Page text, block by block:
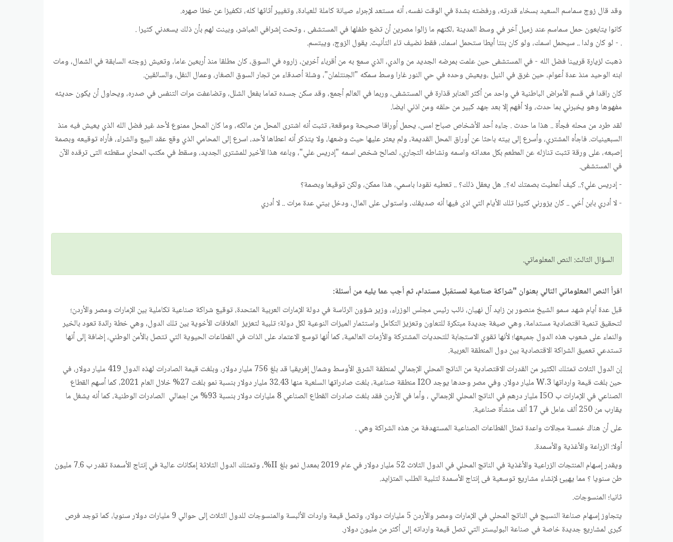
وقد قال زوج سماسم السعيد بسخاء قدرته، ورفضته بشدة في الوقت نفسه، أنه مستعد لإجراء صيانة كاملة للعيادة، وتغيير أثاثها كله، تكفيزا عن خطا صهره.
كانوا يتابعون حمل سماسم عند زميل آخر في وسط المدينة ،لكنهم ما زالوا مصرين أن تضع طفلها في المستشفى ، وتحت إشرافي المباشر، وبينت لهم بأن ذلك يسعدني كثيرا .
. - لو كان ولدا .. سيحمل اسمك، ولو كان بنتا أيطا ستحمل اسمك، فقط نضيف تاء التأنيث. يقول الزوج، ويبتسم.
ذهبت لزيارة قريينا فضل الله - في المستشفى حين علمت بمرضه الجديد من والدي، الذي سمع به من أقرباء آخرين، زاروه في السوق، كان مطلقا منذ أربعين عاما، وتعيش زوجته السابقة في الشمال، ومات
ابنه الوحيد منذ عدة أعوام، حين غرق في النيل ،ويعيش وحده في حي النور غارا وسط سمكه "الجنتلمان"، وشلة أصدقاء من تجار السوق الصغار، وعمال النقل، والسائقين.
كان راقدا في قسم الأمراض الباطنية في واحد من أكثر العنابر قذارة في المستشفى، وربما في العالم أجمع، وقد سكن جسده تماما بفعل الشلل، وتضاعفت مرات التنفس في صدره، ويحاول أن يكون حديثه
مفهوها وهو يخبرني بما حدث، ولا أفهم إلا بعد جهد كبير من حلقه ومن اذني ايضا.
لقد طرد من محله فجأة .. هذا ما حدث . جاءه أحد الأشخاص صباح امس، يحمل أوراقا صحيحة وموقعة، تثبت أنه اشترى المحل من مالكه، وما كان المحل ممنوع لأحد غير فضل الله الذي يعيش فيه منذ
السبعينيات. فاجأه المشتري، وأسرع إلى بيته باحثا عن أوراق المحل القديمة، ولم يعثر عليها حيث وضعها، ولا يتذكر أنه اعطاها لأحد، اسرع إلى المحامي الذي وقع عقد البيع والشراء، فأراه توقيعه وبصمة
إصبعه، على ورقة تثبت تنازله عن المطعم بكل معداته واسمه ونشاطه التجاري، لصالح شخص اسمه "إدريس علي"، وباعه هذا الأخير للمشترى الجديد، وسقط في مكتب المحاي سقطته التى ترقده الآن
في المستشفى.
- إدريس علي؟.. كيف أعطيت بصمتك له؟.. هل يعقل ذلك؟ .. تعطيه نقودا باسمي، هذا ممكن، ولكن توقيعا وبصمة؟
- لا أدري بابن أخي .. كان يزورني كثيرا تلك الأيام التي اذى فيها أنه صديقك، واستولى على المال، ودخل بيتي عدة مرات .. لا أدري
السؤال الثالث: النص المعلوماتي.
اقرأ النص المعلوماتي التالي بعنوان "شراكة صناعية لمستقبل مستدام، ثم أجب عما يليه من أسئلة:
قبل عدة أيام شهد سمو الشيخ منصور بن زايد آل نهيان، نائب رئيس مجلس الوزراء، وزير شؤون الرئاسة في دولة الإمارات العربية المتحدة، توقيع شراكة صناعية تكاملية بين الإمارات ومصر والأردن؛
لتحقيق تنمية اقتصادية مستدامة، وهي صيغة جديدة مبتكرة للتعاون وتعزيز التكامل واستثمار الميزات النوعية لكل دولة؛ تلبية لتعزيز العلاقات الأخوية بين تلك الدول، وهي خطة رائدة تعود بالخير
والنماء على شعوب هذه الدول جميعها؛ لأنها تقوي الاستجابة للتحديات المشتركة والأزمات العالمية، كما أنها توسع الاعتماد على الذات في القطاعات الحيوية التي تتصل بالأمن الوطني، إضافة إلى أنها
تستدعي تعميق الشراكة الاقتصادية بين دول المنطقة العربية.
إن الدول الثلاث تمتلك الكثير من القدرات الاقتصادية من الناتج المحلي الإجمالي لمنطقة الشرق الأوسط وشمال إفريقيا قد بلغ 756 مليار دولار، وبلغت قيمة الصادرات لهذه الدول 419 مليار دولار، في
حين بلغت قيمة وارداتها W.3 مليار دولار. وفي مصر وحدها يوجد I2O منطقة صناعية، بلغت صادراتها السلعية منها 32.43 مليار دولار بنسبة نمو بلغت 27% خلال العام 2021، كما أسهم القطاع
الصناعي في الإمارات ب I5O مليار درهم في الناتج المحلي الإجمالي ، وأما في الأردن فقد بلغت صادرات القطاع الصناعي 8 مليارات دولار بنسبة 93% من اجمالي الصادرات الوطنية، كما أنه يشغل ما
يقارب من 250 ألف عامل في 17 ألف منشأة صناعية.
على أن هناك خمسة مجالات واعدة تمثل القطاعات الصناعية المستهدفة من هذه الشراكة وهي .
أولا: الزراعة والأغذية والأسمدة.
ويقدر إسهام المنتجات الزراعية والأغذية في الناتج المحلي في الدول الثلاث 52 مليار دولار في عام 2019 بمعدل نمو بلغ II%، وتمتلك الدول الثلاثة إمكانات عالية في إنتاج الأسمدة تقدر ب 7.6 مليون
طن سنويا ؟ مما يهيئ لإنشاء مشاريع توسعية فى إنتاج الأسمدة لتلبية الطلب المتزايد.
ثانيا؛ المنسوجات.
يتجاوز إسهام صناعة النسيج في الناتج المحلي في الإمارات ومصر والأردن 5 مليارات دولار، وتصل قيمة واردات الألبسة والمنسوجات للدول الثلاث إلى حوالي 9 مليارات دولار سنويا، كما توجد فرص
كبرى لمشاريع جديدة خاصة في صناعة البوليستر التي تصل قيمة وارداته إلى أكثر من مليون دولار.